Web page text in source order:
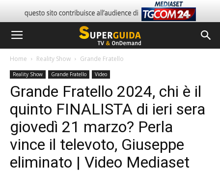
Home Reality Show Grande Fratello
Reality Show Grande Fratello Video
Grande Fratello 2024, chi è il
quinto FINALISTA di ieri sera
giovedì 21 marzo? Perla
vince il televoto, Giuseppe
eliminato | Video Mediaset